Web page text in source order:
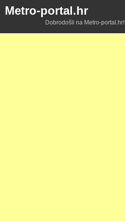
Metro-portal.hr
Dobrodošli na Metro-portal.hr!